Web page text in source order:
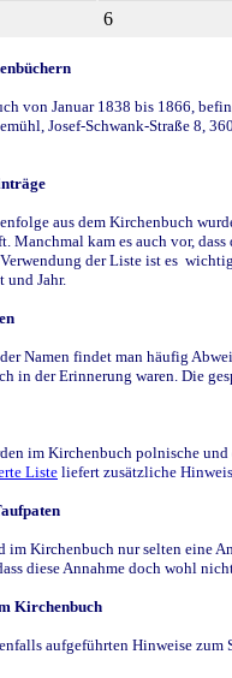
6
von Januar 1838 bis 1866,
Josef-Schwank-Straße 8,
aus dem Kirchenbuch
Manchmal kam es auch vor,
der Liste ist es
und Jahr.
Namen findet man häufig
in der Erinnerung waren. Die
im Kirchenbuch polnische
Liste liefert zusätzliche
im Kirchenbuch nur selten eine
diese Annahme doch wohl
Kirchenbuch
aufgeführten Hinweise zum